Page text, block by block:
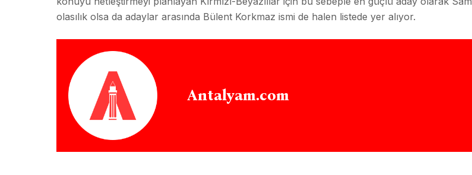
olasılık olsa da adaylar arasında Bülent Korkmaz ismi de halen listede yer alıyor.
Antalyam.com